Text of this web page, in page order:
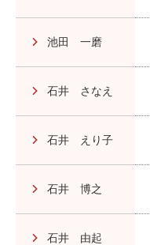
池田 一磨
石井 さなえ
石井 えり子
石井 博之
石井 由起